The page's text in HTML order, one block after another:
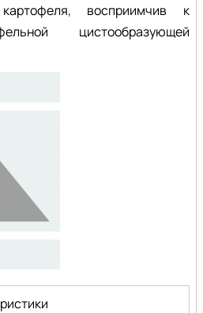
восприимчив к
цистообразующей